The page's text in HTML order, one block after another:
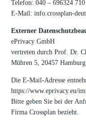
Telefon: 040 – 696324 710
E-Mail: info.crossplan-
Externer
ePrivacy GmbH
vertreten durch Prof. Dr.
Mühren 5, 20457 Hamburg
Die E-Mail-Adresse
https://www.eprivacy.eu/
Bitte geben Sie bei der
Firma Crossplan bezieht.